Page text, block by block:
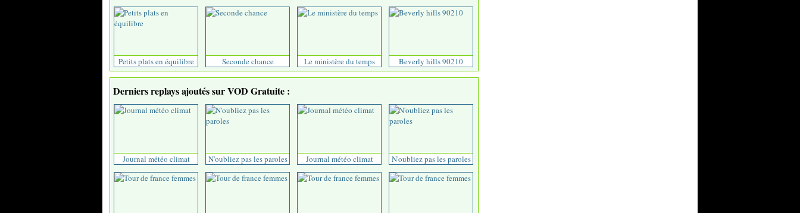
Petits plats en équilibre Seconde chance Le ministère du temps Beverly hills 90210
Derniers replays ajoutés sur VOD Gratuite :
Journal météo climat N'oubliez pas les paroles Journal météo climat N'oubliez pas les paroles